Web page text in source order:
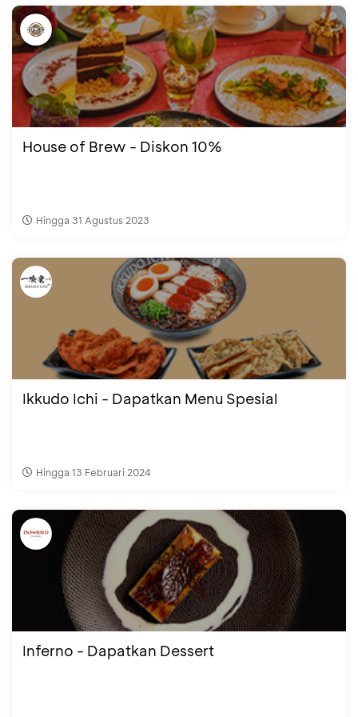
House of Brew - Diskon 10%
Hingga 31 Agustus 2023
Ikkudo Ichi - Dapatkan Menu Spesial
Hingga 13 Februari 2024
Inferno - Dapatkan Dessert